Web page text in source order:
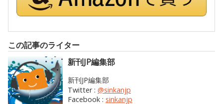
この記事のライター
新刊JP編集部
新刊JP編集部
Twitter : @sinkanjp
Facebook : sinkanjp